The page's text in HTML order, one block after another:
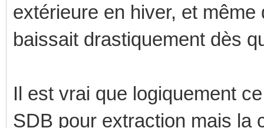
extérieure en hiver, et
baissait drastiquement dès
Il est vrai que logiquement
SDB pour extraction mais la